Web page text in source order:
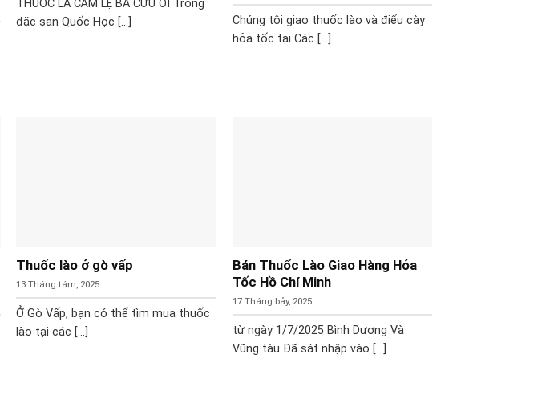
THUỐC LÁ CẨM LỆ BÀ CỬU ỚI Trong
đặc san Quốc Học [...]
Chúng tôi giao thuốc lào và điếu cày
hỏa tốc tại Các [...]
Thuốc lào ở gò vấp
13 Tháng tám, 2025
Ở Gò Vấp, bạn có thể tìm mua thuốc
lào tại các [...]
Bán Thuốc Lào Giao Hàng Hỏa
Tốc Hồ Chí Minh
17 Tháng bảy, 2025
từ ngày 1/7/2025 Bình Dương Và
Vũng tàu Đã sát nhập vào [...]